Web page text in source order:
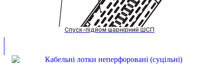
Спуск-підйом шарнірний ШСП